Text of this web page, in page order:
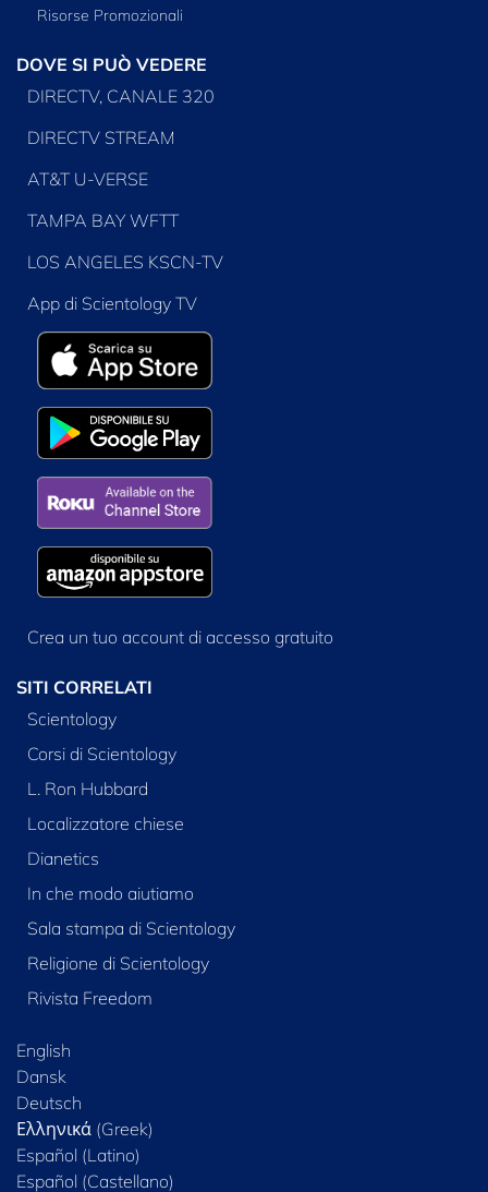
Risorse Promozionali
DOVE SI PUÒ VEDERE
DIRECTV, CANALE 320
DIRECTV STREAM
AT&T U-VERSE
TAMPA BAY WFTT
LOS ANGELES KSCN-TV
App di Scientology TV
Crea un tuo account di accesso gratuito
SITI CORRELATI
Scientology
Corsi di Scientology
L. Ron Hubbard
Localizzatore chiese
Dianetics
In che modo aiutiamo
Sala stampa di Scientology
Religione di Scientology
Rivista Freedom
English
Dansk
Deutsch
Ελληνικά (Greek)
Español (Latino)
Español (Castellano)